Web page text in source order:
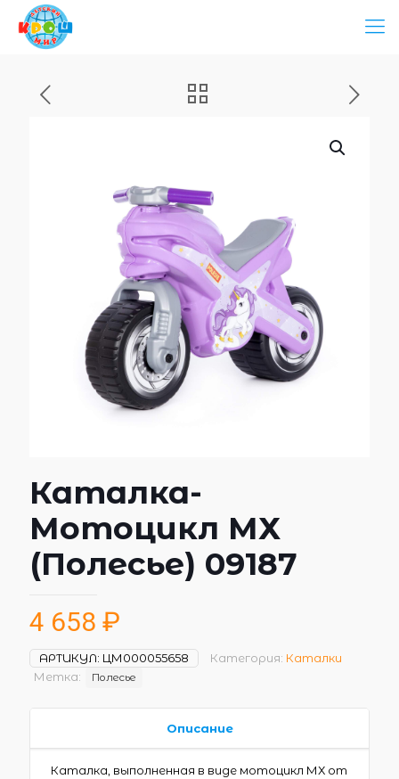
Каталка-
Мотоцикл МХ
(Полесье) 09187
4 658 ₽
АРТИКУЛ: ЦМ000055658 Категория: Каталки
Метка:
Полесье
Описание
Каталка, выполненная в виде мотоцикл МХ от